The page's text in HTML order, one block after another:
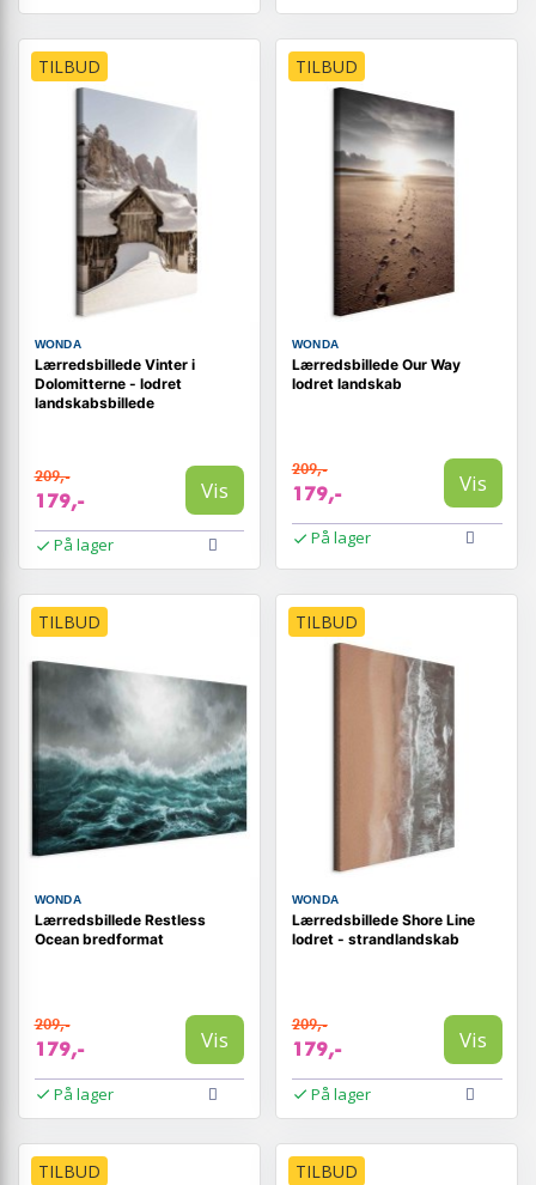
TILBUD
WONDA
Lærredsbillede Vinter i
Dolomitterne - lodret
landskabsbillede
209,-
179,- Vis
På lager
TILBUD
WONDA
Lærredsbillede Our Way
lodret landskab
209,-
179,- Vis
På lager
TILBUD
WONDA
Lærredsbillede Restless
Ocean bredformat
209,-
179,- Vis
På lager
TILBUD
WONDA
Lærredsbillede Shore Line
lodret - strandlandskab
209,-
179,- Vis
På lager
TILBUD TILBUD